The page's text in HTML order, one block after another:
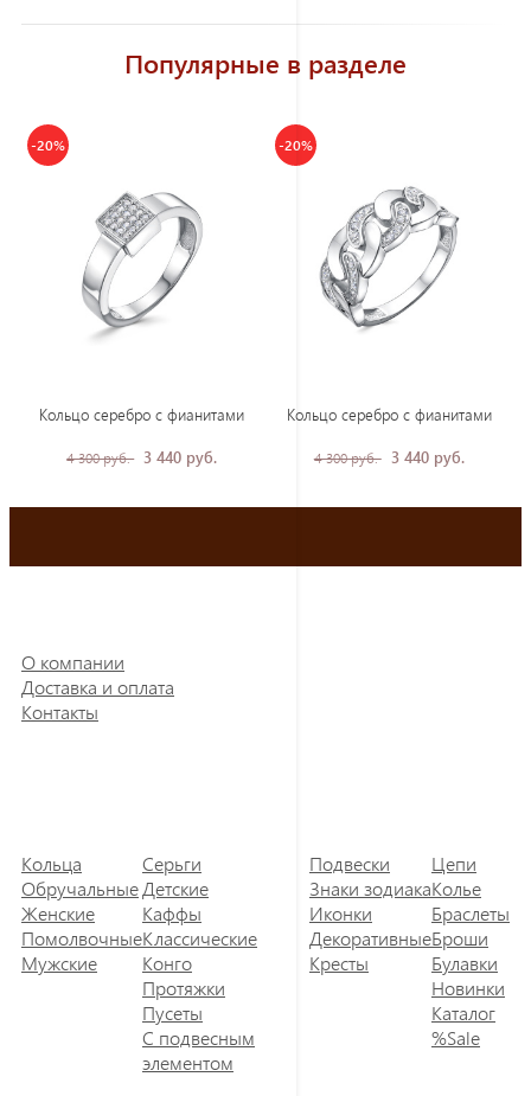
Популярные в разделе
-20%
Кольцо серебро с фианитами
4 300 руб. 3 440 руб.
-20%
Кольцо серебро с фианитами
4 300 руб. 3 440 руб.
О компании
Доставка и оплата
Контакты
Кольца
Обручальные
Женские
Помолвочные
Мужские
Серьги
Детские
Каффы
Классические
Конго
Протяжки
Пусеты
С подвесным
элементом
Подвески
Знаки зодиака
Иконки
Декоративные
Кресты
Цепи
Колье
Браслеты
Броши
Булавки
Новинки
Каталог
%Sale